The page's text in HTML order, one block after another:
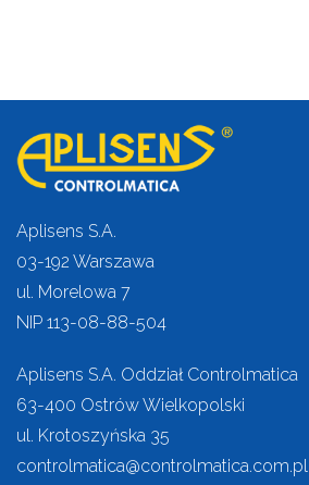
Aplisens S.A.
03-192 Warszawa
ul. Morelowa 7
NIP 113-08-88-504
Aplisens S.A. Oddział Controlmatica
63-400 Ostrów Wielkopolski
ul. Krotoszyńska 35
controlmatica@controlmatica.com.pl